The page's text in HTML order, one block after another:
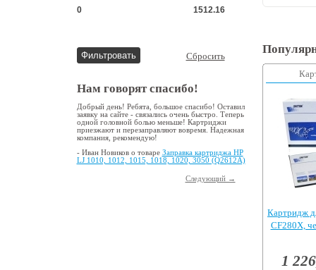
Сбросить
Нам говорят спасибо!
Добрый день! Ребята, большое спасибо! Оставил
заявку на сайте - связались очень быстро. Теперь
одной головной болью меньше! Картриджи
приезжают и перезаправляют вовремя. Надежная
компания, рекомендую!
- Иван Новиков о товаре Заправка картриджа HP
LJ 1010, 1012, 1015, 1018, 1020, 3050 (Q2612A)
Следующий →
Картридж
CF280X,
1